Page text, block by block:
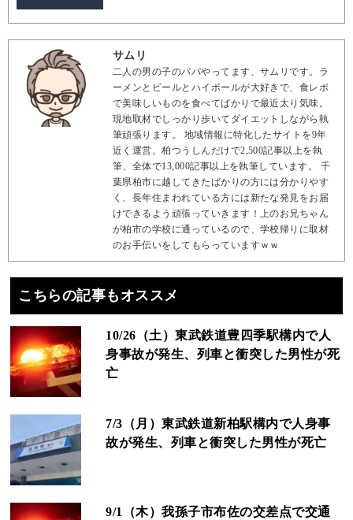
サムリ
二人の男の子のパパやってます、サムリです。ラ
ーメンとビールとハイボールが大好きで、食レポ
で美味しいものを食べてばかりで最近太り気味。
現地取材でしっかり歩いてダイエットしながら執
筆頑張ります。 地域情報に特化したサイトを9年
近く運営。柏つうしんだけで2,500記事以上を執
筆、全体で13,000記事以上を執筆しています。 千
葉県柏市に越してきたばかりの方には分かりやす
く、長年住まわれている方には新たな発見をお届
けできるよう頑張っていきます！上のお兄ちゃん
が柏市の学校に通っているので、学校帰りに取材
のお手伝いをしてもらっていますｗｗ
こちらの記事もオススメ
10/26（土）東武鉄道豊四季駅構内で人
身事故が発生、列車と衝突した男性が死
亡
7/3（月）東武鉄道新柏駅構内で人身事
故が発生、列車と衝突した男性が死亡
9/1（木）我孫子市布佐の交差点で交通